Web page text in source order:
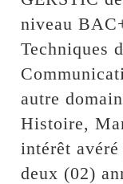
niveau
Techniques
autre
Histoire,
intérêt
deux (02)